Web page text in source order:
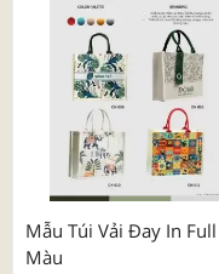
Mẫu Túi Vải Đay In
Màu